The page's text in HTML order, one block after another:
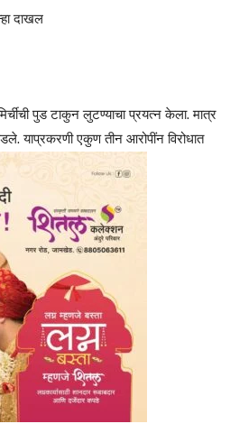
दाखल
पुड टाकुन लुटण्याचा प्रयत्न केला. मात्र
याप्रकरणी एकुण तीन आरोपींन विरोधात